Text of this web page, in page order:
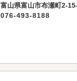
富山県富山市布瀬町2-
076-493-8188